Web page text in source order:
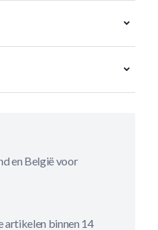
en België voor
artikelen binnen 14